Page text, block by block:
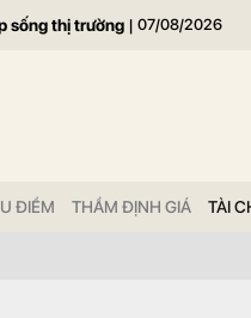
sống thị trường | 07/08/2026
ĐIỂM THẨM ĐỊNH GIÁ TÀI
Gửi